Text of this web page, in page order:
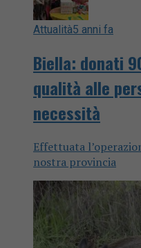
Attualità5 anni fa
Biella: donati
qualità alle
necessità
Effettuata
nostra provincia